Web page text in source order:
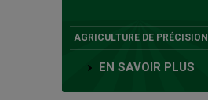
AGRICULTURE DE PRÉCISION
EN SAVOIR PLUS